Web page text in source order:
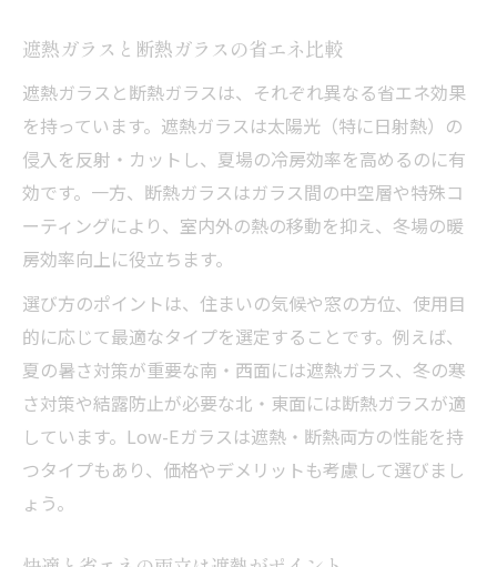
遮熱ガラスと断熱ガラスの省エネ比較
遮熱ガラスと断熱ガラスは、それぞれ異なる省エネ効果
を持っています。遮熱ガラスは太陽光（特に日射熱）の
侵入を反射・カットし、夏場の冷房効率を高めるのに有
効です。一方、断熱ガラスはガラス間の中空層や特殊コ
ーティングにより、室内外の熱の移動を抑え、冬場の暖
房効率向上に役立ちます。
選び方のポイントは、住まいの気候や窓の方位、使用目
的に応じて最適なタイプを選定することです。例えば、
夏の暑さ対策が重要な南・西面には遮熱ガラス、冬の寒
さ対策や結露防止が必要な北・東面には断熱ガラスが適
しています。Low-Eガラスは遮熱・断熱両方の性能を持
つタイプもあり、価格やデメリットも考慮して選びまし
ょう。